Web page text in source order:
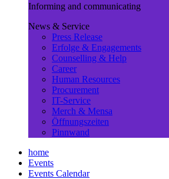
Informing and communicating
News & Service
Press Release
Erfolge & Engagements
Counselling & Help
Career
Human Resources
Procurement
IT-Service
Merch & Mensa
Öffnungszeiten
Pinnwand
home
Events
Events Calendar